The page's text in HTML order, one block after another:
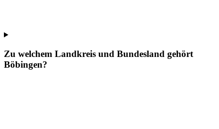
Zu welchem Landkreis und Bundesland gehört
Böbingen?